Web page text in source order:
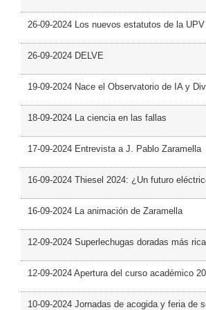
26-09-2024 Los nuevos estatutos de la
26-09-2024 DELVE
19-09-2024 Nace el Observatorio de IA y
18-09-2024 La ciencia en las fallas
17-09-2024 Entrevista a J. Pablo Zaramella
16-09-2024 Thiesel 2024: ¿Un futuro
16-09-2024 La animación de Zaramella
12-09-2024 Superlechugas doradas más
12-09-2024 Apertura del curso académico
10-09-2024 Jornadas de acogida y feria de